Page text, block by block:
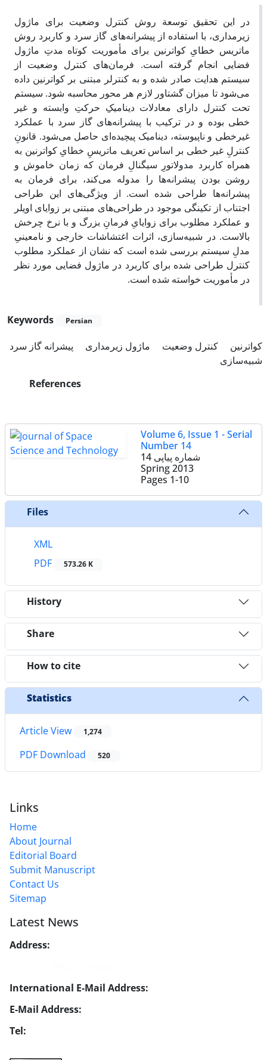
در این تحقیق توسعة روش کنترل وضعیت برای ماژول
زیرمداری، با استفاده از پیشرانه‌های گاز سرد و کاربرد روش
ماتریس خطایِ کواترنین برای مأموریت کوتاه مدتِ ماژول
فضایی انجام گرفته است. فرمان‌‌های کنترل وضعیت از
سیستم هدایت صادر شده و به کنترلر مبتنی بر کواترنین داده
می‌شود تا میزان گشتاور لازم هر محور محاسبه شود. سیستم
تحت کنترل دارای معادلات دینامیکِ حرکتِ وابسته و غیر
خطی بوده و در ترکیب با پیشرانه‌های گاز سرد با عملکرد
غیرخطی و ناپیوسته، دینامیک پیچیده‌ای حاصل می‌شود. قانونِ
کنترلِ غیر خطی بر اساس تعریف ماتریسِ خطایِ کواترنین به
همراه کاربرد مدولاتورِ سیگنالِ فرمان که زمان خاموش و
روشن بودن پیشرانه‌ها را مدوله می‌کند، برای فرمان به
پیشرانه‌ها طراحی شده است. از ویژگی‌های این طراحی
اجتناب از تکینگی موجود در طراحی‌های مبتنی بر زوایای اویلر
و عملکرد مطلوب برای زوایایِ فرمانِ بزرگ و با نرخ چرخش
بالاست. در شبیه‌سازی، اثرات اغتشاشات خارجی و نامعینیِ
مدلِ سیستم بررسی شده است که نشان از عملکرد مطلوب
کنترل طراحی شده برای کاربرد در ماژول فضایی مورد نظر
در مأموریت خواسته شده است.
Keywords Persian
کواترنین‌ کنترل وضعیت ماژول زیرمداری‌
پیشرانه گاز سرد
شبیه‌سازی
References
Volume 6, Issue 1 - Serial
Number 14
شماره پیاپی 14
Spring 2013
Pages 1-10
Files
XML
PDF
573.26 K
History
Share
How to cite
Statistics
Article View 1,274
PDF Download 520
Links
Home
About Journal
Editorial Board
Submit Manuscript
Contact Us
Sitemap
Latest News
Address:
International E-Mail Address:
E-Mail Address:
Tel: